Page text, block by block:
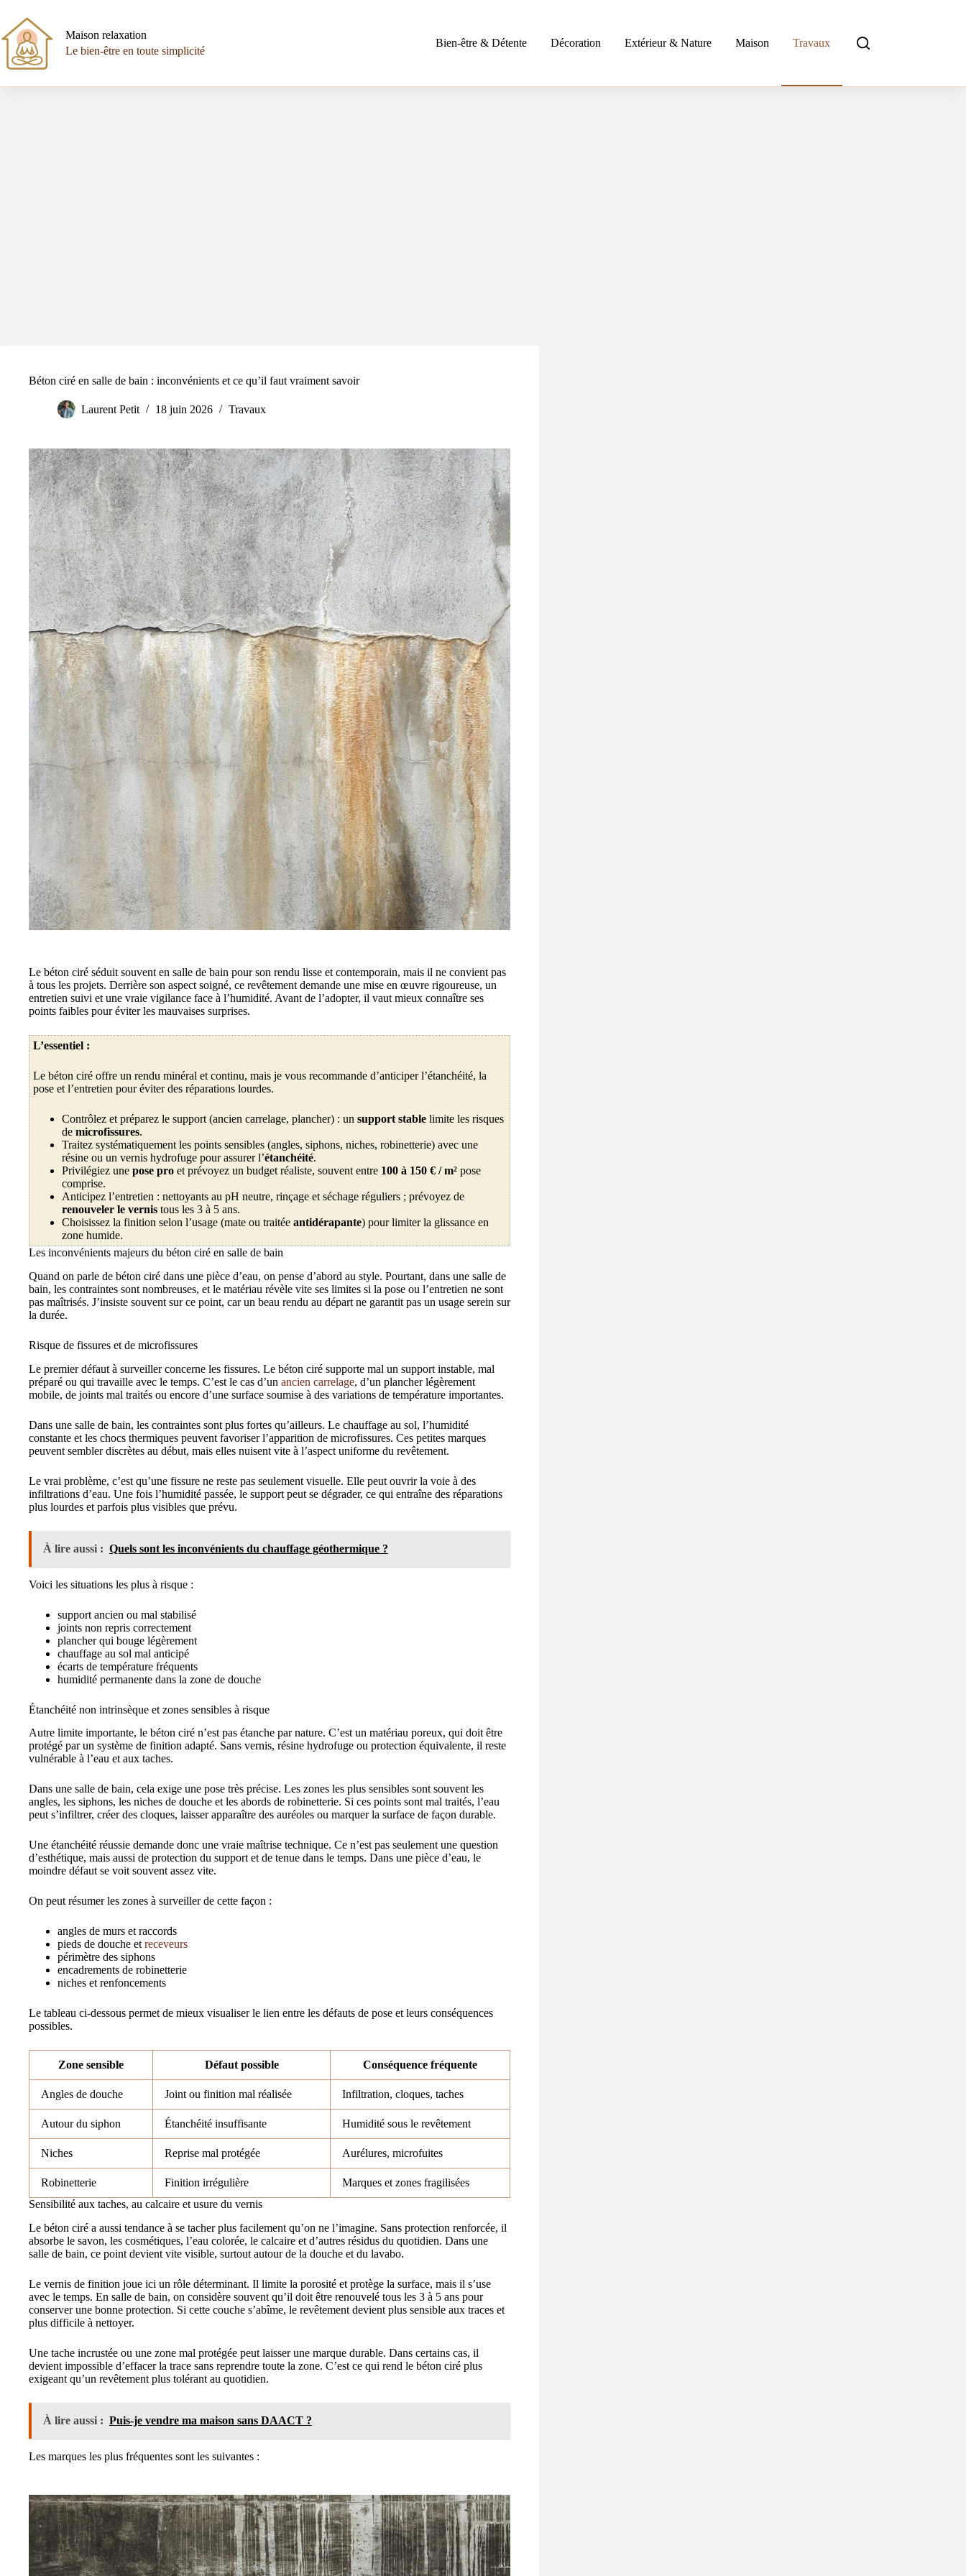
contenu
Maison relaxation
Le bien-être en toute simplicité
Bien-être & Détente Décoration Extérieur & Nature Maison Travaux
Béton ciré en salle de bain : inconvénients et ce qu’il faut vraiment savoir
Laurent Petit 18 juin 2026 Travaux
Le béton ciré séduit souvent en salle de bain pour son rendu lisse et contemporain, mais il ne convient pas
à tous les projets. Derrière son aspect soigné, ce revêtement demande une mise en œuvre rigoureuse, un
entretien suivi et une vraie vigilance face à l’humidité. Avant de l’adopter, il vaut mieux connaître ses
points faibles pour éviter les mauvaises surprises.
L’essentiel :
Le béton ciré offre un rendu minéral et continu, mais je vous recommande d’anticiper l’étanchéité, la
pose et l’entretien pour éviter des réparations lourdes.
Contrôlez et préparez le support (ancien carrelage, plancher) : un support stable limite les risques
de microfissures.
Traitez systématiquement les points sensibles (angles, siphons, niches, robinetterie) avec une
résine ou un vernis hydrofuge pour assurer l’étanchéité.
Privilégiez une pose pro et prévoyez un budget réaliste, souvent entre 100 à 150 € / m² pose
comprise.
Anticipez l’entretien : nettoyants au pH neutre, rinçage et séchage réguliers ; prévoyez de
renouveler le vernis tous les 3 à 5 ans.
Choisissez la finition selon l’usage (mate ou traitée antidérapante) pour limiter la glissance en
zone humide.
Les inconvénients majeurs du béton ciré en salle de bain
Quand on parle de béton ciré dans une pièce d’eau, on pense d’abord au style. Pourtant, dans une salle de
bain, les contraintes sont nombreuses, et le matériau révèle vite ses limites si la pose ou l’entretien ne sont
pas maîtrisés. J’insiste souvent sur ce point, car un beau rendu au départ ne garantit pas un usage serein sur
la durée.
Risque de fissures et de microfissures
Le premier défaut à surveiller concerne les fissures. Le béton ciré supporte mal un support instable, mal
préparé ou qui travaille avec le temps. C’est le cas d’un ancien carrelage, d’un plancher légèrement
mobile, de joints mal traités ou encore d’une surface soumise à des variations de température importantes.
Dans une salle de bain, les contraintes sont plus fortes qu’ailleurs. Le chauffage au sol, l’humidité
constante et les chocs thermiques peuvent favoriser l’apparition de microfissures. Ces petites marques
peuvent sembler discrètes au début, mais elles nuisent vite à l’aspect uniforme du revêtement.
Le vrai problème, c’est qu’une fissure ne reste pas seulement visuelle. Elle peut ouvrir la voie à des
infiltrations d’eau. Une fois l’humidité passée, le support peut se dégrader, ce qui entraîne des réparations
plus lourdes et parfois plus visibles que prévu.
À lire aussi : Quels sont les inconvénients du chauffage géothermique ?
Voici les situations les plus à risque :
support ancien ou mal stabilisé
joints non repris correctement
plancher qui bouge légèrement
chauffage au sol mal anticipé
écarts de température fréquents
humidité permanente dans la zone de douche
Étanchéité non intrinsèque et zones sensibles à risque
Autre limite importante, le béton ciré n’est pas étanche par nature. C’est un matériau poreux, qui doit être
protégé par un système de finition adapté. Sans vernis, résine hydrofuge ou protection équivalente, il reste
vulnérable à l’eau et aux taches.
Dans une salle de bain, cela exige une pose très précise. Les zones les plus sensibles sont souvent les
angles, les siphons, les niches de douche et les abords de robinetterie. Si ces points sont mal traités, l’eau
peut s’infiltrer, créer des cloques, laisser apparaître des auréoles ou marquer la surface de façon durable.
Une étanchéité réussie demande donc une vraie maîtrise technique. Ce n’est pas seulement une question
d’esthétique, mais aussi de protection du support et de tenue dans le temps. Dans une pièce d’eau, le
moindre défaut se voit souvent assez vite.
On peut résumer les zones à surveiller de cette façon :
angles de murs et raccords
pieds de douche et receveurs
périmètre des siphons
encadrements de robinetterie
niches et renfoncements
Le tableau ci-dessous permet de mieux visualiser le lien entre les défauts de pose et leurs conséquences
possibles.
Zone sensible Défaut possible Conséquence fréquente
Angles de douche Joint ou finition mal réalisée Infiltration, cloques, taches
Autour du siphon Étanchéité insuffisante Humidité sous le revêtement
Niches Reprise mal protégée Aurélures, microfuites
Robinetterie Finition irrégulière
Marques et zones fragilisées
Sensibilité aux taches, au calcaire et usure du vernis
Le béton ciré a aussi tendance à se tacher plus facilement qu’on ne l’imagine. Sans protection renforcée, il
absorbe le savon, les cosmétiques, l’eau colorée, le calcaire et d’autres résidus du quotidien. Dans une
salle de bain, ce point devient vite visible, surtout autour de la douche et du lavabo.
Le vernis de finition joue ici un rôle déterminant. Il limite la porosité et protège la surface, mais il s’use
avec le temps. En salle de bain, on considère souvent qu’il doit être renouvelé tous les 3 à 5 ans pour
conserver une bonne protection. Si cette couche s’abîme, le revêtement devient plus sensible aux traces et
plus difficile à nettoyer.
Une tache incrustée ou une zone mal protégée peut laisser une marque durable. Dans certains cas, il
devient impossible d’effacer la trace sans reprendre toute la zone. C’est ce qui rend le béton ciré plus
exigeant qu’un revêtement plus tolérant au quotidien.
À lire aussi : Puis-je vendre ma maison sans DAACT ?
Les marques les plus fréquentes sont les suivantes :